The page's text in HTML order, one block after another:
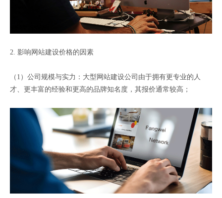
2. 影响网站建设价格的因素
（1）公司规模与实力：大型网站建设公司由于拥有更专业的人
才、更丰富的经验和更高的品牌知名度，其报价通常较高；